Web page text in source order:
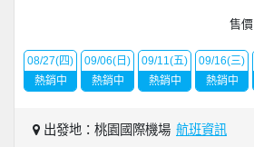
售價
08/27(四)
熱銷中
09/06(日)
熱銷中
09/11(五)
熱銷中
09/16(三)
熱銷中
出發地：桃園國際機場 航班資訊